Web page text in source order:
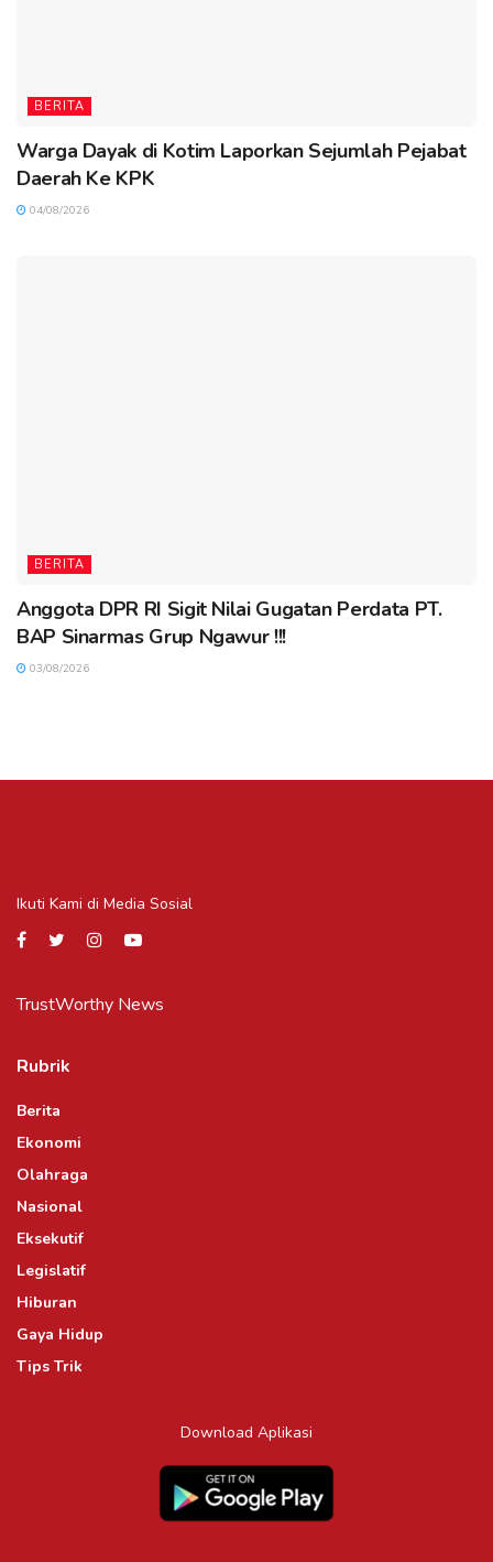
BERITA
Warga Dayak di Kotim Laporkan Sejumlah Pejabat
Daerah Ke KPK
04/08/2026
BERITA
Anggota DPR RI Sigit Nilai Gugatan Perdata PT.
BAP Sinarmas Grup Ngawur !!!
03/08/2026
Ikuti Kami di Media Sosial
TrustWorthy News
Rubrik
Berita
Ekonomi
Olahraga
Nasional
Eksekutif
Legislatif
Hiburan
Gaya Hidup
Tips Trik
Download Aplikasi